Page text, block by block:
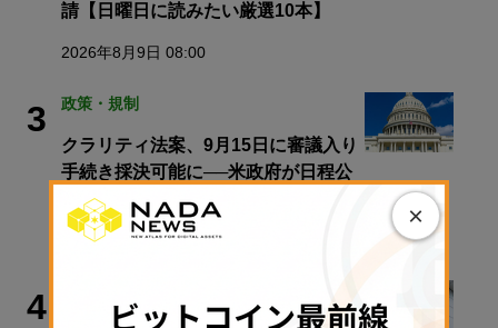
請【日曜日に読みたい厳選10本】
2026年8月9日 08:00
3 政策・規制
クラリティ法案、9月15日に審議入り
手続き採決可能に──米政府が日程公
2026年8月9日 11:28
4
×